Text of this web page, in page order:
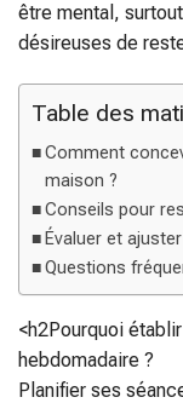
être mental,
désireuses de
Table des
Comment
maison ?
Conseils pour
Évaluer et
Questions
<h2Pourquoi
hebdomadaire ?
Planifier ses